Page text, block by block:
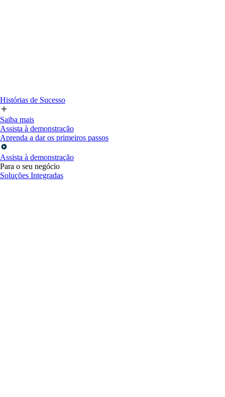
Histórias de Sucesso
Saiba mais
Assista à demonstração
Aprenda a dar os primeiros passos
Assista à demonstração
Para o seu negócio
Soluções Integradas